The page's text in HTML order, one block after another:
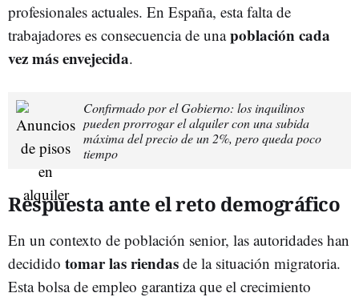
profesionales actuales. En España, esta falta de
trabajadores es consecuencia de unapoblación cada
vez más envejecida.
Confirmado por el Gobierno: los inquilinos
pueden prorrogar el alquiler con una subida
máxima del precio de un 2%, pero queda poco
tiempo
Respuesta ante el reto demográfico
En un contexto de población senior, las autoridades han
decidido tomar las riendas de la situación migratoria.
Esta bolsa de empleo garantiza que el crecimiento